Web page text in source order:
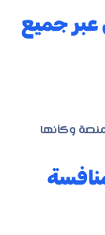
عبر جميع
وكأنها